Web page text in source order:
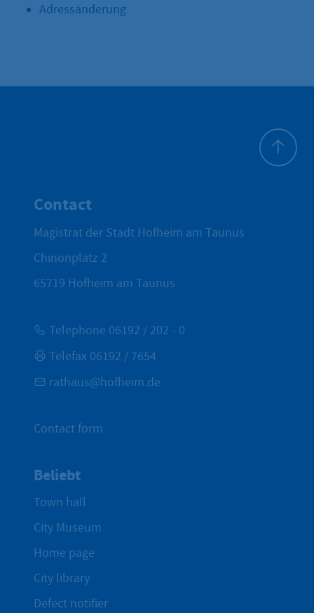
Adressänderung
Contact
Magistrat der Stadt Hofheim am Taunus
Chinonplatz 2
65719 Hofheim am Taunus
Telephone 06192 / 202 - 0
Telefax 06192 / 7654
rathaus@hofheim.de
Contact form
Beliebt
Town hall
City Museum
Home page
City library
Defect notifier